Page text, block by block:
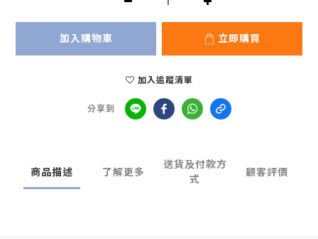
加入購物車 立即購買
加入追蹤清單
分享到
商品描述 了解更多
送貨及付款方
式
顧客評價